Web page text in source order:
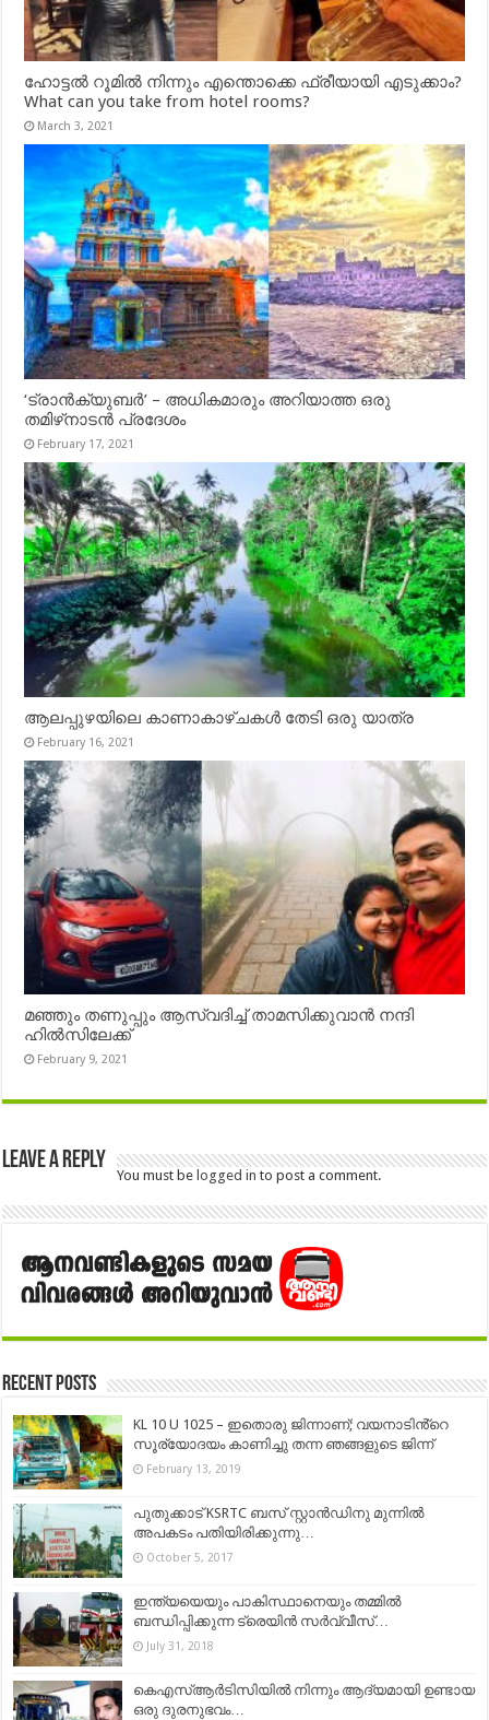
ഹോട്ടൽ റൂമിൽ നിന്നും എന്തൊക്കെ ഫ്രീയായി എടുക്കാം?
What can you take from hotel rooms?
March 3, 2021
‘ട്രാൻക്യുബർ’ – അധികമാരും അറിയാത്ത ഒരു
തമിഴ്‌നാടൻ പ്രദേശം
February 17, 2021
ആലപ്പുഴയിലെ കാണാകാഴ്ചകൾ തേടി ഒരു യാത്ര
February 16, 2021
മഞ്ഞും തണുപ്പും ആസ്വദിച്ച് താമസിക്കുവാൻ നന്ദി
ഹിൽസിലേക്ക്
February 9, 2021
Leave a Reply
You must be logged in to post a comment.
Recent Posts
KL 10 U 1025 – ഇതൊരു ജിന്നാണ്; വയനാടിൻ്റെ
സൂര്യോദയം കാണിച്ചു തന്ന ഞങ്ങളുടെ ജിന്ന്
February 13, 2019
പുതുക്കാട് KSRTC ബസ് സ്റ്റാന്‍ഡിനു മുന്നില്‍
അപകടം പതിയിരിക്കുന്നു…
October 5, 2017
ഇന്ത്യയെയും പാകിസ്ഥാനെയും തമ്മിൽ
ബന്ധിപ്പിക്കുന്ന ട്രെയിൻ സർവ്വീസ്…
July 31, 2018
കെഎസ്ആർടിസിയിൽ നിന്നും ആദ്യമായി ഉണ്ടായ
ഒരു ദുരനുഭവം…